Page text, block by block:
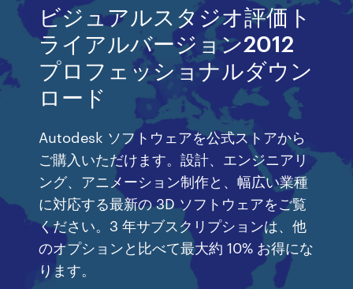
ビジュアルスタジオ評価ト
ライアルバージョン2012
プロフェッショナルダウン
ロード
Autodesk ソフトウェアを公式ストアから
ご購入いただけます。設計、エンジニアリ
ング、アニメーション制作と、幅広い業種
に対応する最新の 3D ソフトウェアをご覧
ください。3 年サブスクリプションは、他
のオプションと比べて最大約 10% お得にな
ります。